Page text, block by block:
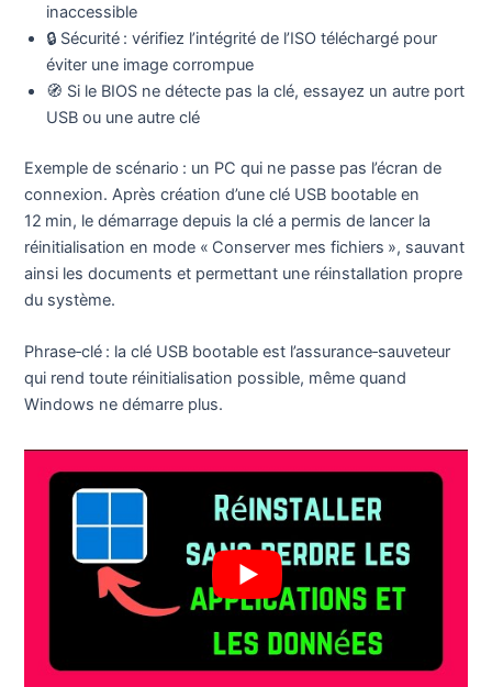
inaccessible
🔒 Sécurité : vérifiez l’intégrité de l’ISO téléchargé pour
éviter une image corrompue
🧭 Si le BIOS ne détecte pas la clé, essayez un autre port
USB ou une autre clé
Exemple de scénario : un PC qui ne passe pas l’écran de
connexion. Après création d’une clé USB bootable en
12 min, le démarrage depuis la clé a permis de lancer la
réinitialisation en mode « Conserver mes fichiers », sauvant
ainsi les documents et permettant une réinstallation propre
du système.
Phrase‑clé : la clé USB bootable est l’assurance‑sauveteur
qui rend toute réinitialisation possible, même quand
Windows ne démarre plus.